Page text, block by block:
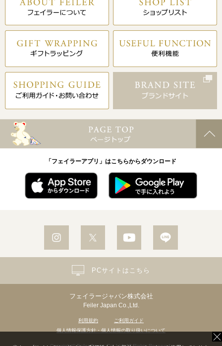
「フェイラーアプリ」はこちらからダウンロード
フェイラージャパン株式会社
Feiler Japan Co.,Ltd.
利用規約
ご利用ガイド
個人情報保護方針・個人情報の取り扱いについて
PCサイトはこちら